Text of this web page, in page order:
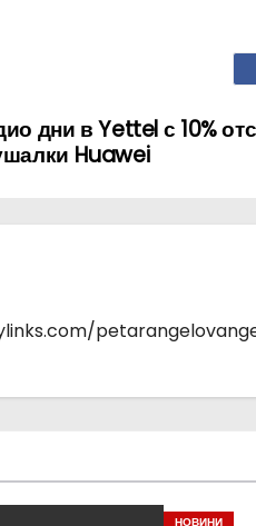
дни в Yettel с 10%
Huawei
НОВИНИ